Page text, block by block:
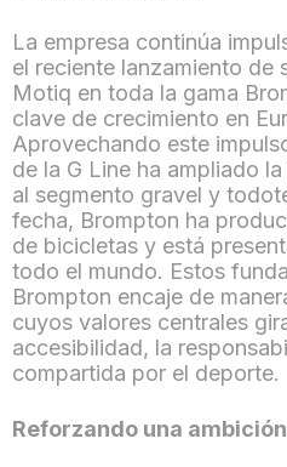
La empresa continúa
el reciente lanzamiento de
Motiq en toda la gama
clave de crecimiento en
Aprovechando este
de la G Line ha ampliado
al segmento gravel y
fecha, Brompton ha
de bicicletas y está
todo el mundo. Estos
Brompton encaje de
cuyos valores centrales
accesibilidad, la
compartida por el deporte.
Reforzando una